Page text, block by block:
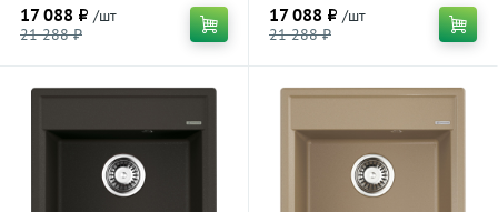
17 088 ₽ /шт
21 288 ₽
17 088 ₽ /шт
21 288 ₽